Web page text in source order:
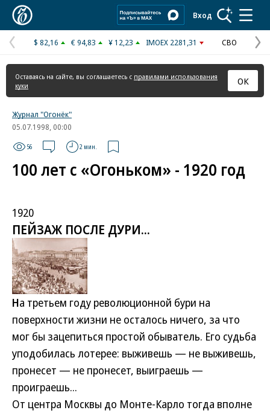
Вход
Предыдущая
страница
$ 82,16 € 94,83 ¥ 12,23 IMOEX 2281,31 СВО
Оставаясь на сайте, вы соглашаетесь с правилами использования
куки
ОК
Журнал "Огонёк"
05.07.1998, 00:00
56 2 мин.
100 лет с «Огоньком» - 1920 год
1920
ПЕЙЗАЖ ПОСЛЕ ДУРИ...
На третьем году революционной бури на
поверхности жизни не осталось ничего, за что
мог бы зацепиться простой обыватель. Его судьба
уподобилась лотерее: выживешь — не выживешь,
пронесет — не пронесет, выиграешь —
проиграешь...
От центра Москвы до Монте-Карло тогда вполне